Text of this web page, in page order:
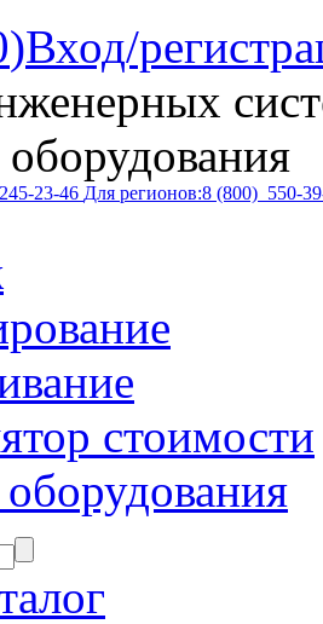
)Вход/
245-23-46 Для регионов:8 (800) 550-
стоимости